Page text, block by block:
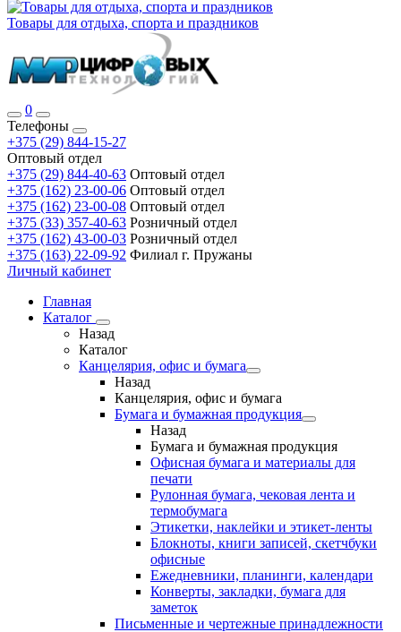
Товары для отдыха, спорта и праздников
0
Телефоны
+375 (29) 844-15-27
Оптовый отдел
+375 (29) 844-40-63 Оптовый отдел
+375 (162) 23-00-06 Оптовый отдел
+375 (162) 23-00-08 Оптовый отдел
+375 (33) 357-40-63 Розничный отдел
+375 (162) 43-00-03 Розничный отдел
+375 (163) 22-09-92 Филиал г. Пружаны
Личный кабинет
Главная
Каталог
Назад
Каталог
Канцелярия, офис и бумага
Назад
Канцелярия, офис и бумага
Бумага и бумажная продукция
Назад
Бумага и бумажная продукция
Офисная бумага и материалы для
печати
Рулонная бумага, чековая лента и
термобумага
Этикетки, наклейки и этикет-ленты
Блокноты, книги записей, скетчбуки
офисные
Ежедневники, планинги, календари
Конверты, закладки, бумага для
заметок
Письменные и чертежные принадлежности